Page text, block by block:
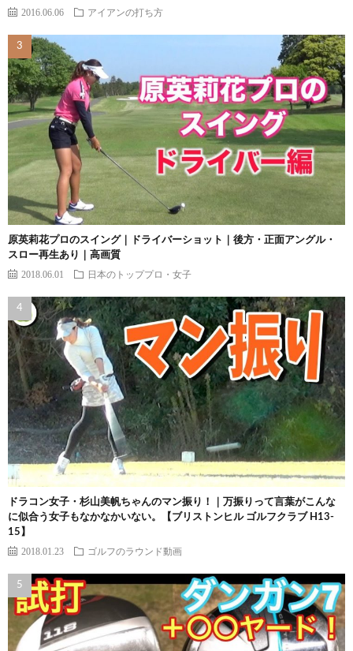
2016.06.06 アイアンの打ち方
原英莉花プロのスイング｜ドライバーショット｜後方・正面アングル・
スロー再生あり｜高画質
2018.06.01 日本のトッププロ・女子
ドラコン女子・杉山美帆ちゃんのマン振り！｜万振りって言葉がこんな
に似合う女子もなかなかいない。【ブリストンヒル ゴルフクラブ H13-
15】
2018.01.23 ゴルフのラウンド動画